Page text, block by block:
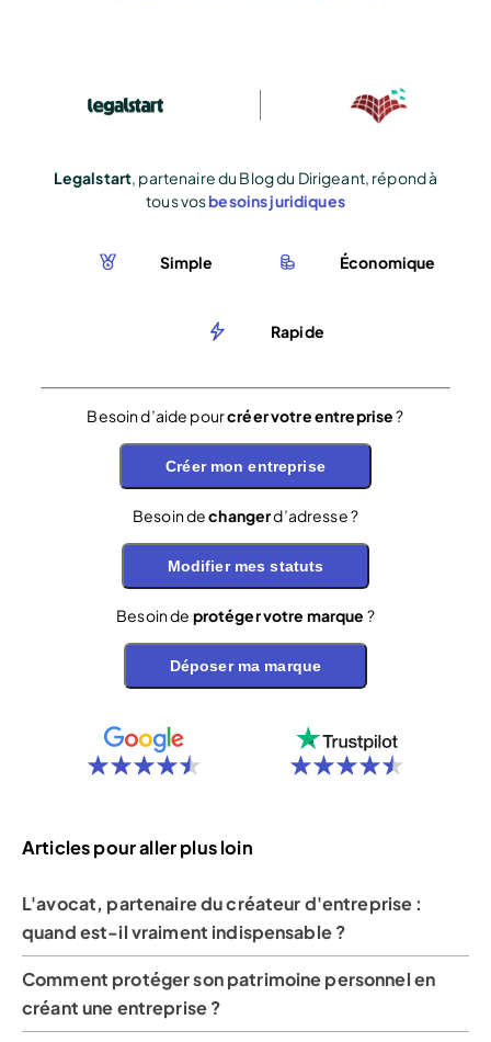
Legalstart , partenaire du Blog du Dirigeant, répond à
tous vosbesoins juridiques
Simple Économique
Rapide
Besoin d’aide pourcréer votre entreprise?
Créer mon entreprise
Besoin dechangerd’adresse ?
Modifier mes statuts
Besoin de protéger votre marque ?
Déposer ma marque
Articles pour aller plus loin
L'avocat, partenaire du créateur d'entreprise :
quand est-il vraiment indispensable ?
Comment protéger son patrimoine personnel en
créant une entreprise ?